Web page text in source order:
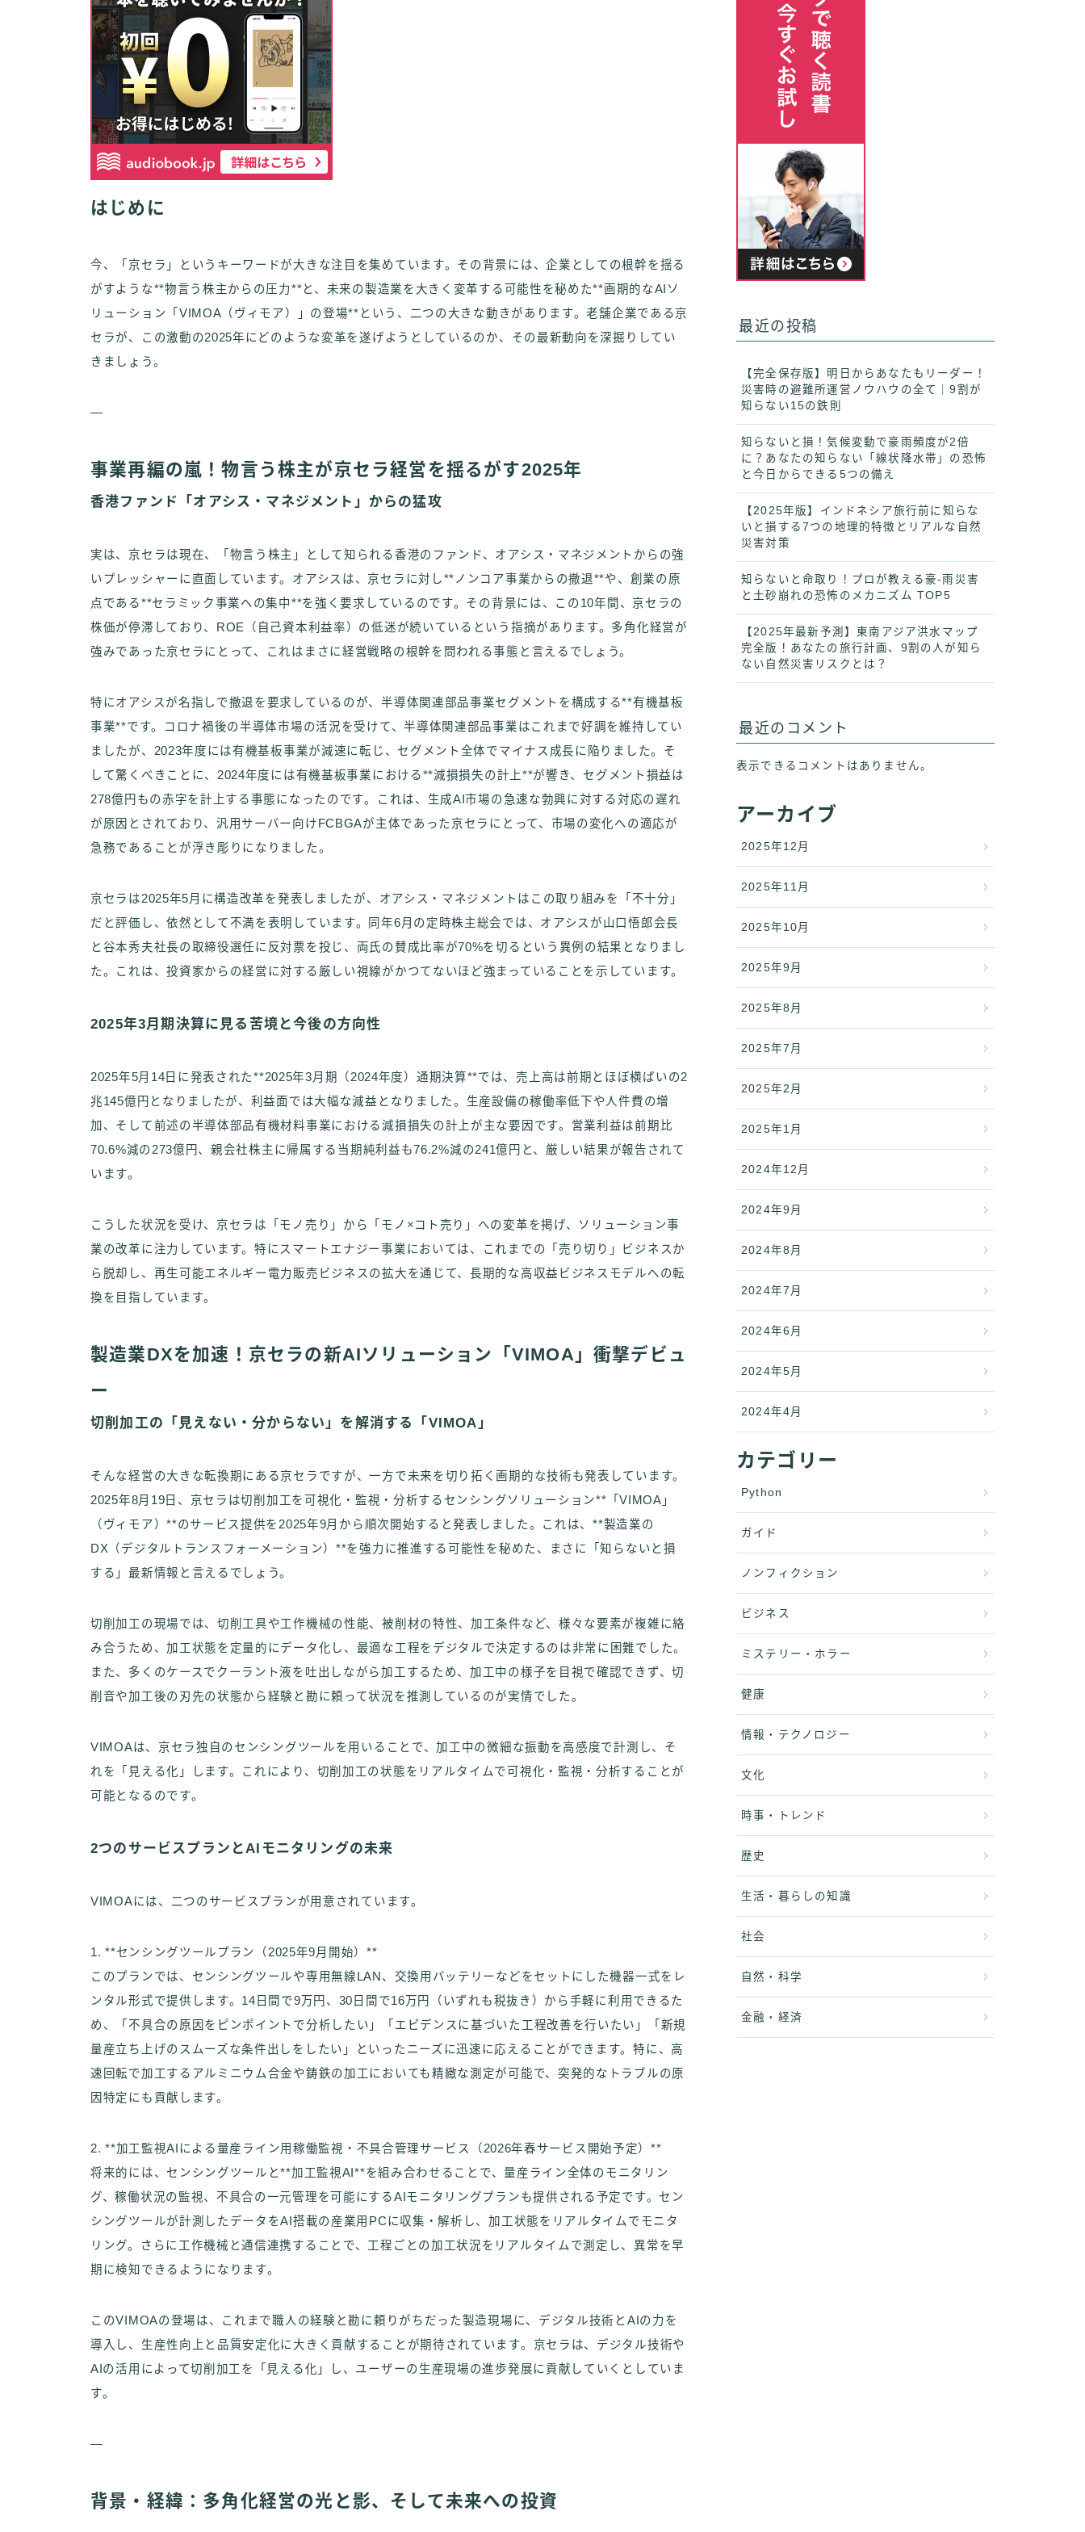
はじめに
今、「京セラ」というキーワードが大きな注目を集めています。その背景には、企業としての根幹を揺る
がすような**物言う株主からの圧力**と、未来の製造業を大きく変革する可能性を秘めた**画期的なAIソ
リューション「VIMOA（ヴィモア）」の登場**という、二つの大きな動きがあります。老舗企業である京
セラが、この激動の2025年にどのような変革を遂げようとしているのか、その最新動向を深掘りしてい
きましょう。
—
事業再編の嵐！物言う株主が京セラ経営を揺るがす2025年
香港ファンド「オアシス・マネジメント」からの猛攻
実は、京セラは現在、「物言う株主」として知られる香港のファンド、オアシス・マネジメントからの強
いプレッシャーに直面しています。オアシスは、京セラに対し**ノンコア事業からの撤退**や、創業の原
点である**セラミック事業への集中**を強く要求しているのです。その背景には、この10年間、京セラの
株価が停滞しており、ROE（自己資本利益率）の低迷が続いているという指摘があります。多角化経営が
強みであった京セラにとって、これはまさに経営戦略の根幹を問われる事態と言えるでしょう。
特にオアシスが名指しで撤退を要求しているのが、半導体関連部品事業セグメントを構成する**有機基板
事業**です。コロナ禍後の半導体市場の活況を受けて、半導体関連部品事業はこれまで好調を維持してい
ましたが、2023年度には有機基板事業が減速に転じ、セグメント全体でマイナス成長に陥りました。そ
して驚くべきことに、2024年度には有機基板事業における**減損損失の計上**が響き、セグメント損益は
278億円もの赤字を計上する事態になったのです。これは、生成AI市場の急速な勃興に対する対応の遅れ
が原因とされており、汎用サーバー向けFCBGAが主体であった京セラにとって、市場の変化への適応が
急務であることが浮き彫りになりました。
京セラは2025年5月に構造改革を発表しましたが、オアシス・マネジメントはこの取り組みを「不十分」
だと評価し、依然として不満を表明しています。同年6月の定時株主総会では、オアシスが山口悟郎会長
と谷本秀夫社長の取締役選任に反対票を投じ、両氏の賛成比率が70%を切るという異例の結果となりまし
た。これは、投資家からの経営に対する厳しい視線がかつてないほど強まっていることを示しています。
2025年3月期決算に見る苦境と今後の方向性
2025年5月14日に発表された**2025年3月期（2024年度）通期決算**では、売上高は前期とほぼ横ばいの2
兆145億円となりましたが、利益面では大幅な減益となりました。生産設備の稼働率低下や人件費の増
加、そして前述の半導体部品有機材料事業における減損損失の計上が主な要因です。営業利益は前期比
70.6%減の273億円、親会社株主に帰属する当期純利益も76.2%減の241億円と、厳しい結果が報告されて
います。
こうした状況を受け、京セラは「モノ売り」から「モノ×コト売り」への変革を掲げ、ソリューション事
業の改革に注力しています。特にスマートエナジー事業においては、これまでの「売り切り」ビジネスか
ら脱却し、再生可能エネルギー電力販売ビジネスの拡大を通じて、長期的な高収益ビジネスモデルへの転
換を目指しています。
製造業DXを加速！京セラの新AIソリューション「VIMOA」衝撃デビュ
ー
切削加工の「見えない・分からない」を解消する「VIMOA」
そんな経営の大きな転換期にある京セラですが、一方で未来を切り拓く画期的な技術も発表しています。
2025年8月19日、京セラは切削加工を可視化・監視・分析するセンシングソリューション**「VIMOA」
（ヴィモア）**のサービス提供を2025年9月から順次開始すると発表しました。これは、**製造業の
DX（デジタルトランスフォーメーション）**を強力に推進する可能性を秘めた、まさに「知らないと損
する」最新情報と言えるでしょう。
切削加工の現場では、切削工具や工作機械の性能、被削材の特性、加工条件など、様々な要素が複雑に絡
み合うため、加工状態を定量的にデータ化し、最適な工程をデジタルで決定するのは非常に困難でした。
また、多くのケースでクーラント液を吐出しながら加工するため、加工中の様子を目視で確認できず、切
削音や加工後の刃先の状態から経験と勘に頼って状況を推測しているのが実情でした。
VIMOAは、京セラ独自のセンシングツールを用いることで、加工中の微細な振動を高感度で計測し、そ
れを「見える化」します。これにより、切削加工の状態をリアルタイムで可視化・監視・分析することが
可能となるのです。
2つのサービスプランとAIモニタリングの未来
VIMOAには、二つのサービスプランが用意されています。
1. **センシングツールプラン（2025年9月開始）**
このプランでは、センシングツールや専用無線LAN、交換用バッテリーなどをセットにした機器一式をレ
ンタル形式で提供します。14日間で9万円、30日間で16万円（いずれも税抜き）から手軽に利用できるた
め、「不具合の原因をピンポイントで分析したい」「エビデンスに基づいた工程改善を行いたい」「新規
量産立ち上げのスムーズな条件出しをしたい」といったニーズに迅速に応えることができます。特に、高
速回転で加工するアルミニウム合金や鋳鉄の加工においても精緻な測定が可能で、突発的なトラブルの原
因特定にも貢献します。
2. **加工監視AIによる量産ライン用稼働監視・不具合管理サービス（2026年春サービス開始予定）**
将来的には、センシングツールと**加工監視AI**を組み合わせることで、量産ライン全体のモニタリン
グ、稼働状況の監視、不具合の一元管理を可能にするAIモニタリングプランも提供される予定です。セン
シングツールが計測したデータをAI搭載の産業用PCに収集・解析し、加工状態をリアルタイムでモニタ
リング。さらに工作機械と通信連携することで、工程ごとの加工状況をリアルタイムで測定し、異常を早
期に検知できるようになります。
このVIMOAの登場は、これまで職人の経験と勘に頼りがちだった製造現場に、デジタル技術とAIの力を
導入し、生産性向上と品質安定化に大きく貢献することが期待されています。京セラは、デジタル技術や
AIの活用によって切削加工を「見える化」し、ユーザーの生産現場の進歩発展に貢献していくとしていま
す。
—
背景・経緯：多角化経営の光と影、そして未来への投資
最近の投稿
【完全保存版】明日からあなたもリーダー！
災害時の避難所運営ノウハウの全て｜9割が
知らない15の鉄則
知らないと損！気候変動で豪雨頻度が2倍
に？あなたの知らない「線状降水帯」の恐怖
と今日からできる5つの備え
【2025年版】インドネシア旅行前に知らな
いと損する7つの地理的特徴とリアルな自然
災害対策
知らないと命取り！プロが教える豪-雨災害
と土砂崩れの恐怖のメカニズム TOP5
【2025年最新予測】東南アジア洪水マップ
完全版！あなたの旅行計画、9割の人が知ら
ない自然災害リスクとは？
最近のコメント
表示できるコメントはありません。
アーカイブ
2025年12月
2025年11月
2025年10月
2025年9月
2025年8月
2025年7月
2025年2月
2025年1月
2024年12月
2024年9月
2024年8月
2024年7月
2024年6月
2024年5月
2024年4月
カテゴリー
Python
ガイド
ノンフィクション
ビジネス
ミステリー・ホラー
健康
情報・テクノロジー
文化
時事・トレンド
歴史
生活・暮らしの知識
社会
自然・科学
金融・経済